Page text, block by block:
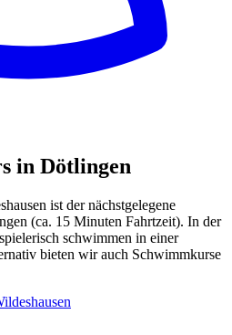
in Dötlingen
ist der nächstgelegene
(ca. 15 Minuten Fahrtzeit). In der
schwimmen in einer
bieten wir auch Schwimmkurse